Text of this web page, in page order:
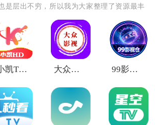
源本地
拾光的电视直播TV，安装完成后打开
是层出不穷，所以我为大家整理了资源最丰
小凯TV版 大众影视纯净版 99影视仓